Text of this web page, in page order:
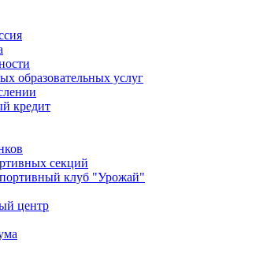
образовательных услуг
кредит
секций
клуб "Урожай"
центр